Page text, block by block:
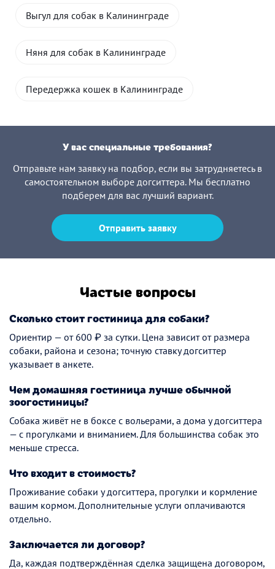
Выгул для собак в Калининграде
Няня для собак в Калининграде
Передержка кошек в Калининграде
У вас специальные требования?
Отправьте нам заявку на подбор, если вы затрудняетесь в
самостоятельном выборе догситтера. Мы бесплатно
подберем для вас лучший вариант.
Отправить заявку
Частые вопросы
Сколько стоит гостиница для собаки?
Ориентир — от 600 ₽ за сутки. Цена зависит от размера
собаки, района и сезона; точную ставку догситтер
указывает в анкете.
Чем домашняя гостиница лучше обычной
зоогостиницы?
Собака живёт не в боксе с вольерами, а дома у догситтера
— с прогулками и вниманием. Для большинства собак это
меньше стресса.
Что входит в стоимость?
Проживание собаки у догситтера, прогулки и кормление
вашим кормом. Дополнительные услуги оплачиваются
отдельно.
Заключается ли договор?
Да, каждая подтверждённая сделка защищена договором,